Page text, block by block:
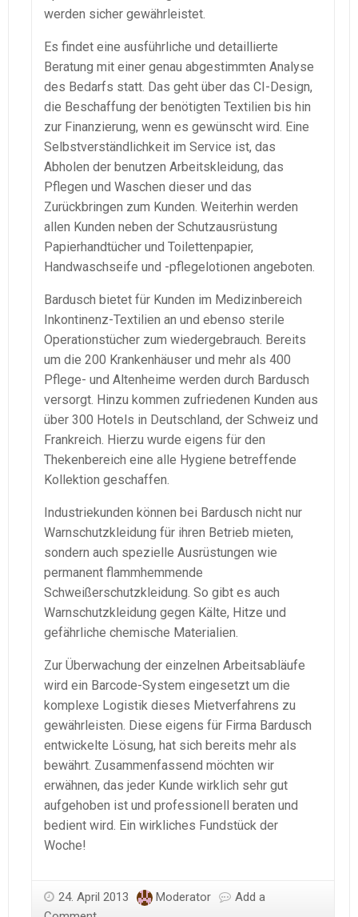
werden sicher gewährleistet.
Es findet eine ausführliche und detaillierte
Beratung mit einer genau abgestimmten Analyse
des Bedarfs statt. Das geht über das CI-Design,
die Beschaffung der benötigten Textilien bis hin
zur Finanzierung, wenn es gewünscht wird. Eine
Selbstverständlichkeit im Service ist, das
Abholen der benutzen Arbeitskleidung, das
Pflegen und Waschen dieser und das
Zurückbringen zum Kunden. Weiterhin werden
allen Kunden neben der Schutzausrüstung
Papierhandtücher und Toilettenpapier,
Handwaschseife und -pflegelotionen angeboten.
Bardusch bietet für Kunden im Medizinbereich
Inkontinenz-Textilien an und ebenso sterile
Operationstücher zum wiedergebrauch. Bereits
um die 200 Krankenhäuser und mehr als 400
Pflege- und Altenheime werden durch Bardusch
versorgt. Hinzu kommen zufriedenen Kunden aus
über 300 Hotels in Deutschland, der Schweiz und
Frankreich. Hierzu wurde eigens für den
Thekenbereich eine alle Hygiene betreffende
Kollektion geschaffen.
Industriekunden können bei Bardusch nicht nur
Warnschutzkleidung für ihren Betrieb mieten,
sondern auch spezielle Ausrüstungen wie
permanent flammhemmende
Schweißerschutzkleidung. So gibt es auch
Warnschutzkleidung gegen Kälte, Hitze und
gefährliche chemische Materialien.
Zur Überwachung der einzelnen Arbeitsabläufe
wird ein Barcode-System eingesetzt um die
komplexe Logistik dieses Mietverfahrens zu
gewährleisten. Diese eigens für Firma Bardusch
entwickelte Lösung, hat sich bereits mehr als
bewährt. Zusammenfassend möchten wir
erwähnen, das jeder Kunde wirklich sehr gut
aufgehoben ist und professionell beraten und
bedient wird. Ein wirkliches Fundstück der
Woche!
24. April 2013 Moderator
Add a